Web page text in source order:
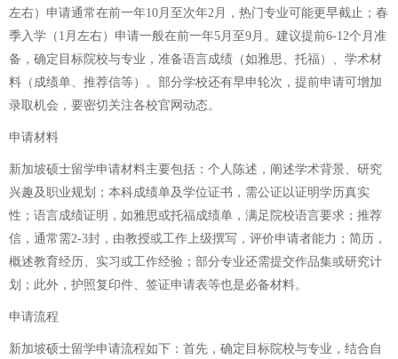
左右）申请通常在前一年10月至次年2月，热门专业可能更早截止；春
季入学（1月左右）申请一般在前一年5月至9月。建议提前6-12个月准
备，确定目标院校与专业，准备语言成绩（如雅思、托福）、学术材
料（成绩单、推荐信等）。部分学校还有早申轮次，提前申请可增加
录取机会，要密切关注各校官网动态。
申请材料
新加坡硕士留学申请材料主要包括：个人陈述，阐述学术背景、研究
兴趣及职业规划；本科成绩单及学位证书，需公证以证明学历真实
性；语言成绩证明，如雅思或托福成绩单，满足院校语言要求；推荐
信，通常需2-3封，由教授或工作上级撰写，评价申请者能力；简历，
概述教育经历、实习或工作经验；部分专业还需提交作品集或研究计
划；此外，护照复印件、签证申请表等也是必备材料。
申请流程
新加坡硕士留学申请流程如下：首先，确定目标院校与专业，结合自